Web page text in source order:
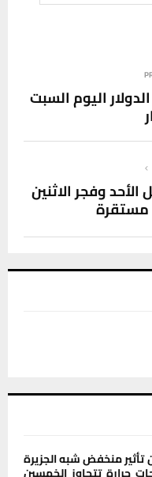
اليوم السبت
وفجر الاثنين
مستقرة
تأثير منخفض شبه الجزيرة